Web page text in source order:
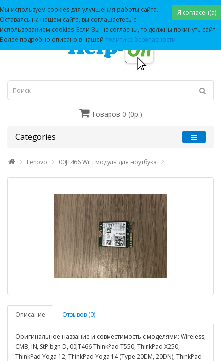
Товаров 0 (0р.)
Categories
Lenovo 00JT466 WiFi модуль для ноутбука
Описание Отзывов (0)
Оригинальное название и совместимость с моделями: Wireless,
CMB, IN, StP bgn D, 00JT466 ThinkPad T550, ThinkPad X250,
ThinkPad Yoga 12, ThinkPad Yoga 14 (Type 20DM, 20DN), ThinkPad
Я согласен(а)
Мы используем cookies для улучшения работы сайта.
Оставаясь на нашем сайте, вы соглашаетесь с
использованием cookies. Если Вы не согласны, то должны покинуть сайт.
Более подробно описано в нашей политике безопасности